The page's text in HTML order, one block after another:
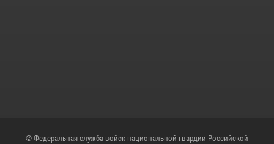
© Федеральная служба войск национальной гвардии Российской